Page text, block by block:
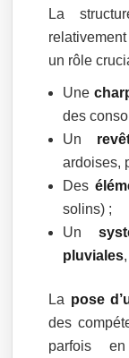
La
un rôle
Une
des
Un
ardoises,
Des
solins) ;
Un
pluviales
La pose
des
parfois